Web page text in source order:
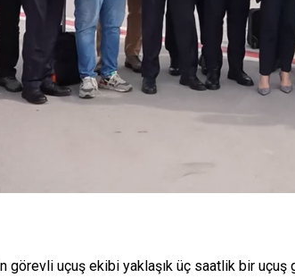
uçuş ekibi yaklaşık üç saatlik bir uçuş